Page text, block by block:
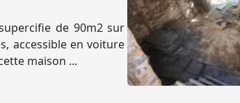
de 90m2 sur
accessible en voiture
maison ...